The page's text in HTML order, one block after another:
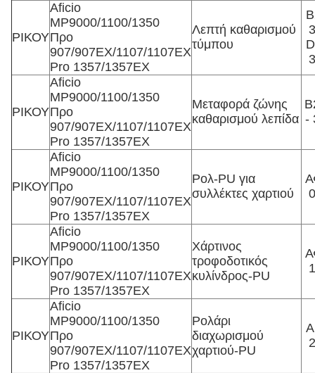
ΡΙΚΟΥ
Aficio
MP9000/1100/1350
Προ
907/907EX/1107/1107EX
Pro 1357/1357EX
Λεπτή καθαρισμού
τύμπου
ΡΙΚΟΥ
Aficio
MP9000/1100/1350
Προ
907/907EX/1107/1107EX
Pro 1357/1357EX
Μεταφορά ζώνης
καθαρισμού λεπίδα -
ΡΙΚΟΥ
Aficio
MP9000/1100/1350
Προ
907/907EX/1107/1107EX
Pro 1357/1357EX
Ρολ-PU για
συλλέκτες χαρτιού
ΡΙΚΟΥ
Aficio
MP9000/1100/1350
Προ
907/907EX/1107/1107EX
Pro 1357/1357EX
Χάρτινος
τροφοδοτικός
κυλίνδρος-PU
ΡΙΚΟΥ
Aficio
MP9000/1100/1350
Προ
907/907EX/1107/1107EX
Pro 1357/1357EX
Ρολάρι
διαχωρισμού
χαρτιού-PU